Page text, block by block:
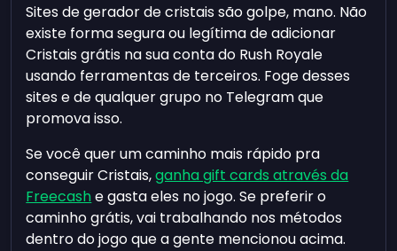
Sites de gerador de cristais são golpe, mano. Não
existe forma segura ou legítima de adicionar
Cristais grátis na sua conta do Rush Royale
usando ferramentas de terceiros. Foge desses
sites e de qualquer grupo no Telegram que
promova isso.
Se você quer um caminho mais rápido pra
conseguir Cristais,ganha gift cards através da
Freecashe gasta eles no jogo. Se preferir o
caminho grátis, vai trabalhando nos métodos
dentro do jogo que a gente mencionou acima.